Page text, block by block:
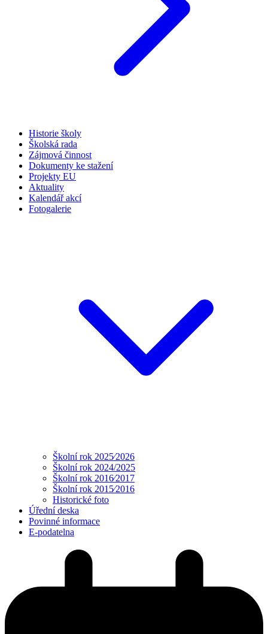
Historie školy
Školská rada
Zájmová činnost
Dokumenty ke stažení
Projekty EU
Aktuality
Kalendář akcí
Fotogalerie
Školní rok 2025⁄2026
Školní rok 2024/2025
Školní rok 2016⁄2017
Školní rok 2015⁄2016
Historické foto
Úřední deska
Povinné informace
E-podatelna